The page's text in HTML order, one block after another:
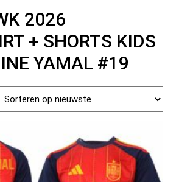
2026
+ SHORTS KIDS
YAMAL #19